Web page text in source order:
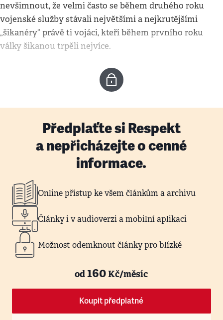
nevšimnout, že velmi často se během druhého roku
vojenské služby stávali největšími a nejkrutějšími
„šikanéry“ právě ti vojáci, kteří během prvního roku
války šikanou trpěli nejvíce.
Předplaťte si Respekt
a nepřicházejte o cenné
informace.
Online přístup ke všem článkům a archivu
Články i v audioverzi a mobilní aplikaci
Možnost odemknout články pro blízké
od160Kč/měsíc
Koupit předplatné